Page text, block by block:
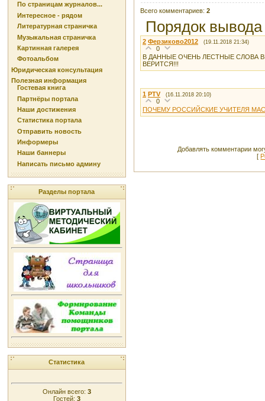
По страницам журналов...
Интересное - рядом
Литературная страничка
Музыкальная страничка
Картинная галерея
Фотоальбом
Юридическая консультация
Полезная информация
Гостевая книга
Партнёры портала
Наши достижения
Статистика портала
Отправить новость
Информеры
Наши баннеры
Написать письмо админу
Разделы портала
Статистика
Онлайн всего: 3
Гостей: 3
Всего комментариев: 2
Порядок
2 Ферзиково2012 (19.11.2018 21:34)
0
В ДАННЫЕ ОЧЕНЬ ЛЕСТНЫЕ СЛОВА
ВЕРИТСЯ!!!
1 PTV (16.11.2018 20:10)
0
ПОЧЕМУ РОССИЙСКИЕ УЧИТЕЛЯ
Добавлять комментарии
[